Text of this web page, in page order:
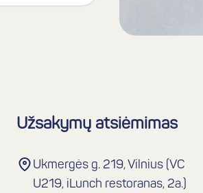
Užsakymų atsiėmimas
Ukmergės g. 219, Vilnius (VC
U219, iLunch restoranas, 2a.)